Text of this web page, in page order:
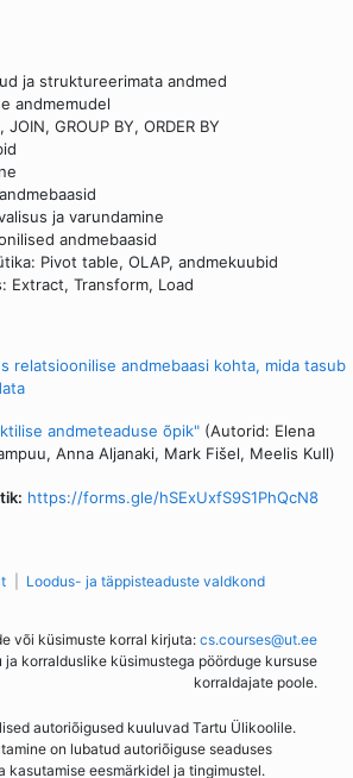
ja struktureerimata andmed
andmemudel
JOIN, GROUP BY, ORDER BY
ja varundamine
andmebaasid
Pivot table, OLAP, andmekuubid
Extract, Transform, Load
relatsioonilise andmebaasi kohta, mida tasub
andmeteaduse õpik" (Autorid: Elena
Anna Aljanaki, Mark Fišel, Meelis Kull)
https://forms.gle/hSExUxfS9S1PhQcN8
Loodus- ja täppisteaduste valdkond
või küsimuste korral kirjuta: cs.courses@ut.ee
ja korralduslike küsimustega pöörduge kursuse
korraldajate poole.
autoriõigused kuuluvad Tartu Ülikoolile.
on lubatud autoriõiguse seaduses
kasutamise eesmärkidel ja tingimustel.